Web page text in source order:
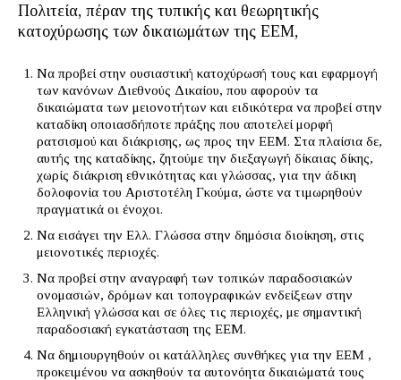
Πολιτεία, πέραν της τυπικής και θεωρητικής
κατοχύρωσης των δικαιωμάτων της ΕΕΜ,
Να προβεί στην ουσιαστική κατοχύρωσή τους και εφαρμογή
των κανόνων Διεθνούς Δικαίου, που αφορούν τα
δικαιώματα των μειονοτήτων και ειδικότερα να προβεί στην
καταδίκη οποιασδήποτε πράξης που αποτελεί μορφή
ρατσισμού και διάκρισης, ως προς την ΕΕΜ. Στα πλαίσια δε,
αυτής της καταδίκης, ζητούμε την διεξαγωγή δίκαιας δίκης,
χωρίς διάκριση εθνικότητας και γλώσσας, για την άδικη
δολοφονία του Αριστοτέλη Γκούμα, ώστε να τιμωρηθούν
πραγματικά οι ένοχοι.
Να εισάγει την Ελλ. Γλώσσα στην δημόσια διοίκηση, στις
μειονοτικές περιοχές.
Να προβεί στην αναγραφή των τοπικών παραδοσιακών
ονομασιών, δρόμων και τοπογραφικών ενδείξεων στην
Ελληνική γλώσσα και σε όλες τις περιοχές, με σημαντική
παραδοσιακή εγκατάσταση της ΕΕΜ.
Να δημιουργηθούν οι κατάλληλες συνθήκες για την ΕΕΜ ,
προκειμένου να ασκηθούν τα αυτονόητα δικαιώματά τους